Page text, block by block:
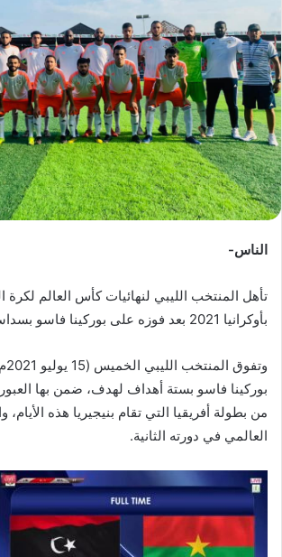
ي
د
ا
إ
ل
ك
ت
ر
و
ن
الناس-
تأهل المنتخب الليبي لنهائيات كأس العالم لكرة
بأوكرانيا 2021 بعد فوزه على بوركينا فاسو بسداسية.
بوركينا فاسو بستة أهداف لهدف، ضمن بها
من بطولة أفريقيا التي تقام بنيجيريا هذه الأيام،
العالمي في دورته الثانية.